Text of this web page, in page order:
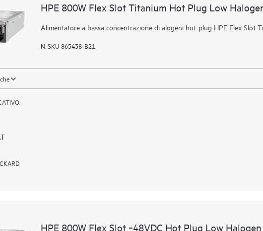
HPE 800W Flex Slot Titanium Hot Plug Low
Alimentatore a bassa concentrazione di alogeni hot-plug HPE Flex Slot
N. SKU 865438-B21
HPE 800W Flex Slot ‑48VDC Hot Plug Low